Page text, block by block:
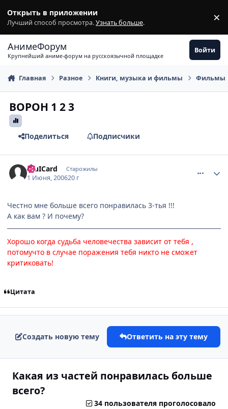
Открыть в приложении
Лучший способ просмотра.Узнать больше. ×
АнимеФорум
Крупнейший аниме-форум на русскоязычной площадке
Войти
Главная Разное Книги, музыка и фильмы Фильмы
ВОРОН 1 2 3
Поделиться Подписчики
AluICard Старожилы
1 Июня, 200620 г
Честно мне больше всего понравилась 3-тья !!!
А как вам ? И почему?
Хорошо когда судьба человечества зависит от тебя ,
потомучто в случае поражения тебя никто не сможет
критиковать!
Цитата
Создать новую тему Ответить на эту тему
Какая из частей понравилась больше
всего?
34 пользователя проголосовало